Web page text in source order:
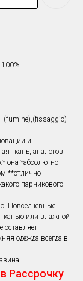
(fumine),(fissaggio)
и
ткань, аналогов
она *абсолютно
**отлично
парникового
Повседневные
тканью или влажной
оставляет
одежда всегда в
Рассрочку